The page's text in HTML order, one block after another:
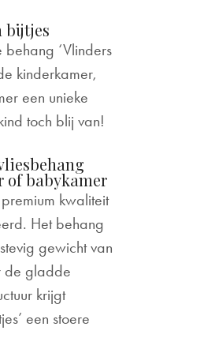
bijtjes
‘Vlinders
kinderkamer,
een unieke
toch blij van!
of babykamer
kwaliteit
Het behang
gewicht van
de gladde
krijgt
een stoere